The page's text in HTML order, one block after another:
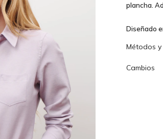
plancha.
Diseñado
Métodos
Cambios